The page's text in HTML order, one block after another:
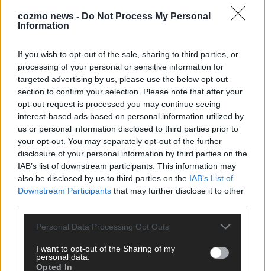
cozmo news - Do Not Process My Personal
Information
If you wish to opt-out of the sale, sharing to third parties, or
processing of your personal or sensitive information for
targeted advertising by us, please use the below opt-out
section to confirm your selection. Please note that after your
opt-out request is processed you may continue seeing
interest-based ads based on personal information utilized by
us or personal information disclosed to third parties prior to
your opt-out. You may separately opt-out of the further
disclosure of your personal information by third parties on the
IAB’s list of downstream participants. This information may
also be disclosed by us to third parties on the IAB’s List of
Downstream Participants that may further disclose it to other
Personal Data Processing Opt Outs
I want to opt-out of the Sharing of my
personal data.
Opted In
KEINE NEWS MEHR VERPASSEN